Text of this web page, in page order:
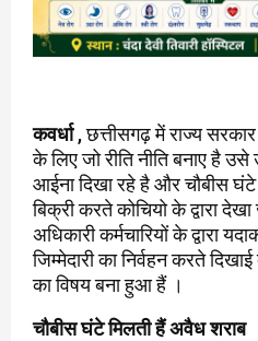
कवर्धा, छत्तीसगढ़ में राज्य
के लिए जो रीति नीति बनाए है उसे
आईना दिखा रहे है और चौबीस घंटे
बिक्री करते कोचियो के द्वारा
अधिकारी कर्मचारियों के द्वारा
जिम्मेदारी का निर्वहन करते
का विषय बना हुआ हैं ।
चौबीस घंटे मिलती हैं अवैध शराब